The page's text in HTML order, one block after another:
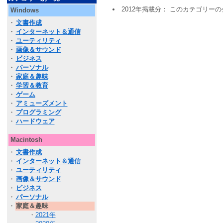
Windows
・ 文書作成
・ インターネット＆通信
・ ユーティリティ
・ 画像＆サウンド
・ ビジネス
・ パーソナル
・ 家庭＆趣味
・ 学習＆教育
・ ゲーム
・ アミューズメント
・ プログラミング
・ ハードウェア
Macintosh
・ 文書作成
・ インターネット＆通信
・ ユーティリティ
・ 画像＆サウンド
・ ビジネス
・ パーソナル
・ 家庭＆趣味
・ 2021年
2012年掲載分： このカテゴリーの